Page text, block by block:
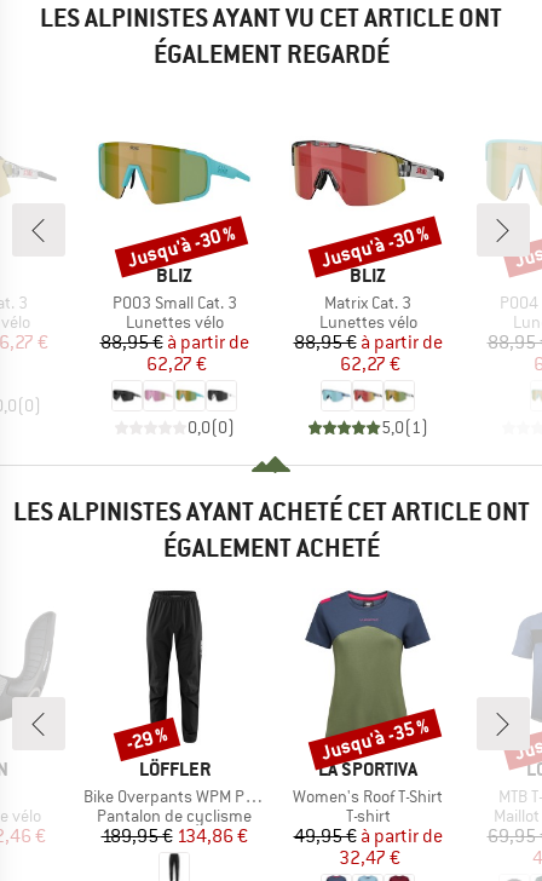
LES ALPINISTES AYANT VU CET ARTICLE ONT
ÉGALEMENT REGARDÉ
3
réduit
€
(0)
MARQUE
BLIZ
Article
P003 Small Cat. 3
Product group
Lunettes vélo
Prix
88,95 € Prix réduit
à partir de
62,27 €
0,0(0)
Remise
Jusqu'à -30 %
MARQUE
BLIZ
Article
Matrix Cat. 3
Product group
Lunettes vélo
Prix
88,95 € Prix réduit
à partir de
62,27 €
5,0( 1)
Remise
Jusqu'à -30 %
Article
P004
88,95
LES ALPINISTES AYANT ACHETÉ CET ARTICLE ONT
ÉGALEMENT ACHETÉ
vélo
réduit
€
MARQUE
LÖFFLER
Article
Bike Overpants WPM Pocket
Product group
Pantalon de cyclisme
Prix
189,95 €Prix réduit
134,86 €
Remise
-29 %
MARQUE
LA SPORTIVA
Article
Women's Roof T-Shirt
Product group
T-shirt
Prix
49,95 € Prix réduit
à partir de
32,47 €
Remise
Jusqu'à -35 %
Article
MTB
69,95